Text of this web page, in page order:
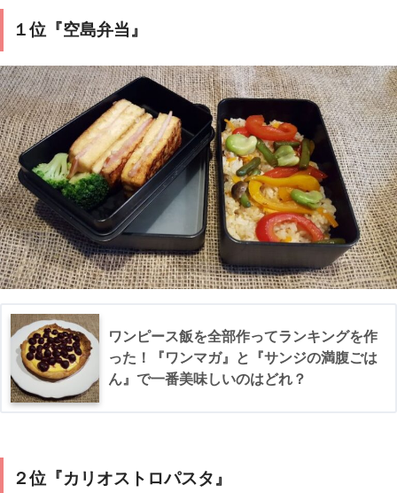
１位『空島弁当』
ワンピース飯を全部作ってランキングを作
った！『ワンマガ』と『サンジの満腹ごは
ん』で一番美味しいのはどれ？
２位『カリオストロパスタ』